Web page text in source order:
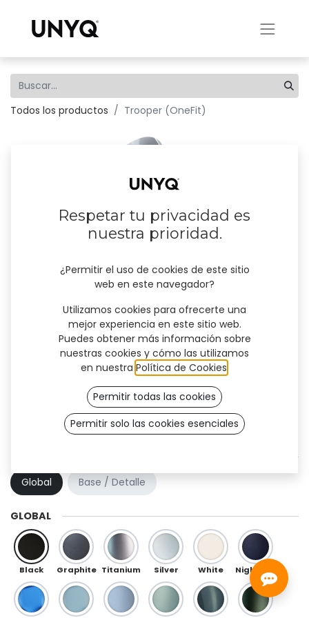
Todos los productos Trooper (OneFit)
Trooper (OneFit)
Global
Base / Detalle
GLOBAL
Black Graphite Titanium Silver White
Respetar tu privacidad es
nuestra prioridad.
¿Permitir el uso de cookies de este sitio
web en este navegador?
Utilizamos cookies para ofrecerte una
mejor experiencia en este sitio web.
Puedes obtener más información sobre
nuestras cookies y cómo las utilizamos
en nuestra Política de Cookies
Permitir todas las cookies
Permitir solo las cookies esenciales